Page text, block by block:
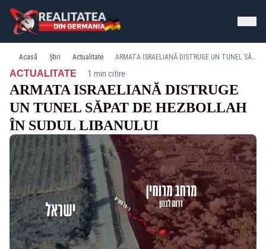
Acasă Știri Actualitate ARMATA ISRAELIANĂ DISTRUGE UN TUNEL SĂPAT DE HEZBOLLAH ÎN SUDUL LIBANULUI
ACTUALITATE· 1 min citire
ARMATA ISRAELIANĂ DISTRUGE
UN TUNEL SĂPAT DE HEZBOLLAH
ÎN SUDUL LIBANULUI